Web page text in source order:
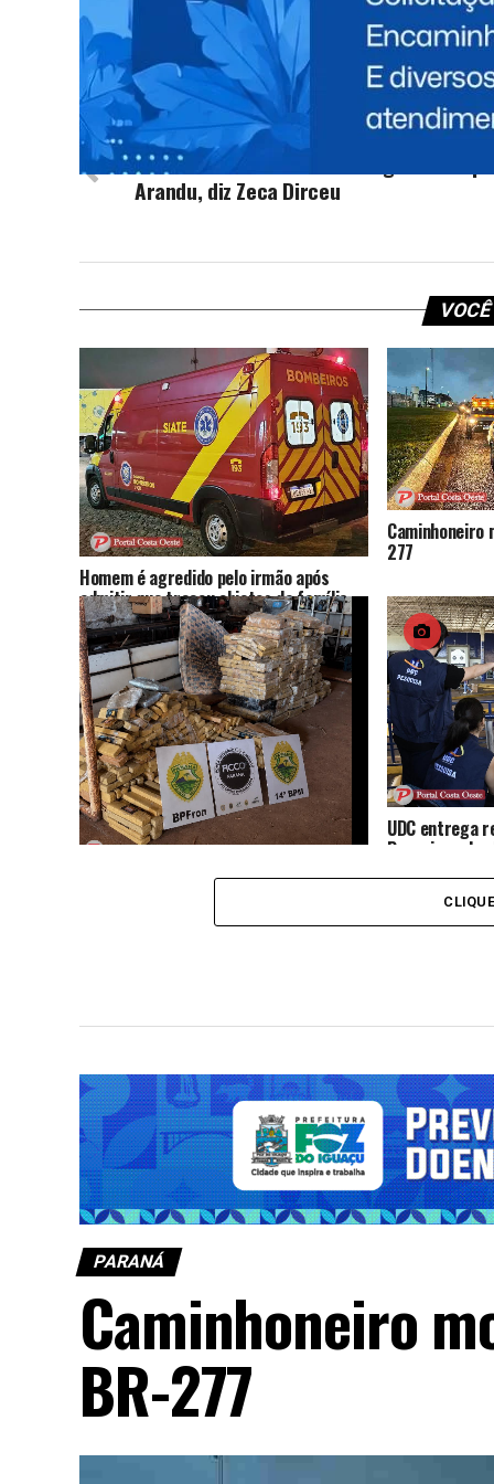
TÓPICOS RELACIONADOS: NEW
NÃO PERCA
Lula criou a Unila e vai entregar o campus
Arandu, diz Zeca Dirceu
Homem é agredido pelo irmão após
admitir que trocou objetos da família
por drogas
Caminhoneiro
277
Operação integrada apreende mais de
UDC entrega
Pesquisas
PARANÁ
Caminhoneiro
BR-277